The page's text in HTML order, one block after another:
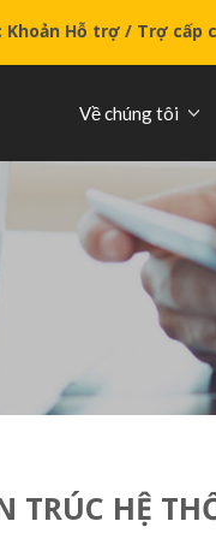
Hỗ trợ / Trợ cấp
Về chúng tôi
TRÚC HỆ